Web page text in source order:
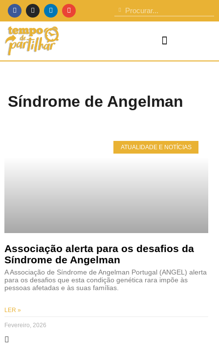
Síndrome de Angelman
ATUALIDADE E NOTÍCIAS
Associação alerta para os desafios da
Síndrome de Angelman
A Associação de Síndrome de Angelman Portugal (ANGEL) alerta
para os desafios que esta condição genética rara impõe às
pessoas afetadas e às suas famílias.
LER »
Fevereiro, 2026